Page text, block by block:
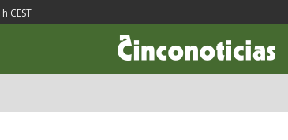
h CEST